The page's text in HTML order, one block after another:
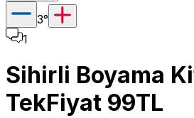
3°
1
Sihirli Boyama
TekFiyat 99TL